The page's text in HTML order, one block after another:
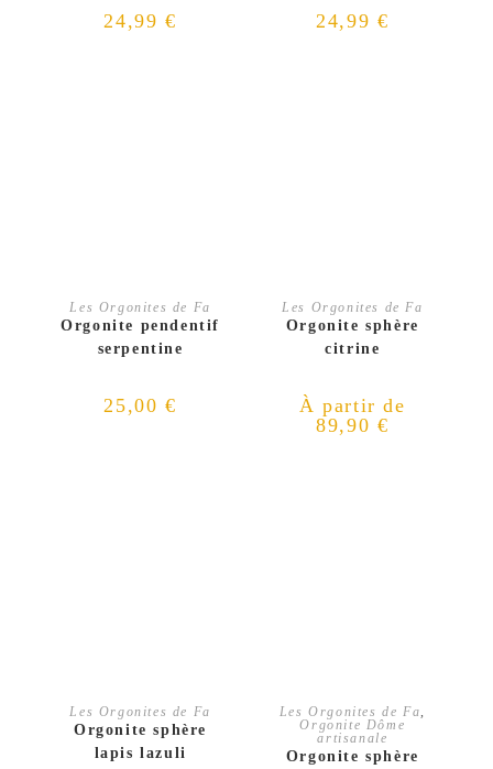
24,99€ 24,99 €
CHOIX DES OPTIONS
Les Orgonites de Fa
Orgonite pendentif
serpentine
25,00€
CHOIX DES OPTIONS
Les Orgonites de Fa
Orgonite sphère
citrine
À partir de
89,90 €
AJOUTER AU PANIER
Les Orgonites de Fa
Orgonite sphère
lapis lazuli
CHOIX DES OPTIONS
Les Orgonites de Fa
Orgonite Dôme
artisanale
Orgonite sphère